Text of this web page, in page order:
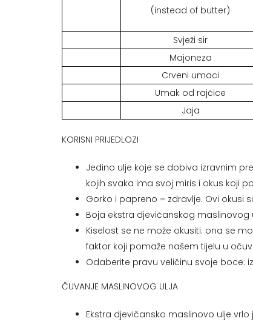
(instead of butter)
Svježi sir
Majoneza
Crveni umaci
Umak od rajčice
Jaja
KORISNI PRIJEDLOZI
Jedino ulje koje se dobiva izravnim
kojih svaka ima svoj miris i okus koji
Gorko i papreno = zdravlje. Ovi okusi
Boja ekstra djevičanskog maslinovog
Kiselost se ne može okusiti: ona se
faktor koji pomaže našem tijelu u
Odaberite pravu veličinu svoje boce:
ČUVANJE MASLINOVOG ULJA
Ekstra djevičansko maslinovo ulje